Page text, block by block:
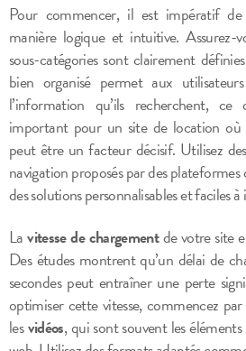
Pour commencer, il est impératif
manière logique et intuitive. Assurez-
sous-catégories sont clairement
bien organisé permet aux
l’information qu’ils recherchent,
important pour un site de location où
peut être un facteur décisif. Utilisez des
navigation proposés par des
des solutions personnalisables et faciles
Lavitesse de chargementde votre site
Des études montrent qu’un délai de
secondes peut entraîner une perte
optimiser cette vitesse, commencez
lesvidéos, qui sont souvent les